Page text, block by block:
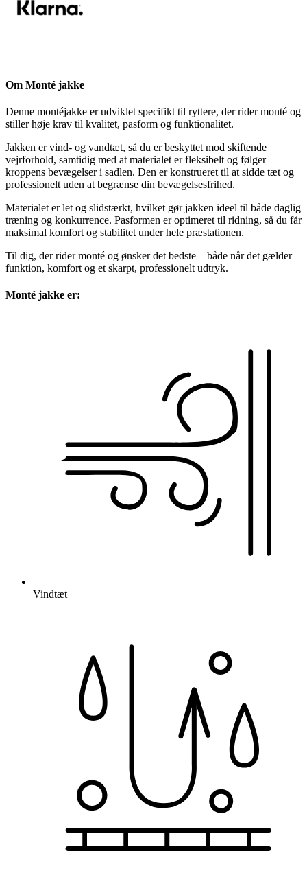
Om Monté jakke
Denne montéjakke er udviklet specifikt til ryttere, der rider monté og
stiller høje krav til kvalitet, pasform og funktionalitet.
Jakken er vind- og vandtæt, så du er beskyttet mod skiftende
vejrforhold, samtidig med at materialet er fleksibelt og følger
kroppens bevægelser i sadlen. Den er konstrueret til at sidde tæt og
professionelt uden at begrænse din bevægelsesfrihed.
Materialet er let og slidstærkt, hvilket gør jakken ideel til både daglig
træning og konkurrence. Pasformen er optimeret til ridning, så du får
maksimal komfort og stabilitet under hele præstationen.
Til dig, der rider monté og ønsker det bedste – både når det gælder
funktion, komfort og et skarpt, professionelt udtryk.
Monté jakke er:
Vindtæt